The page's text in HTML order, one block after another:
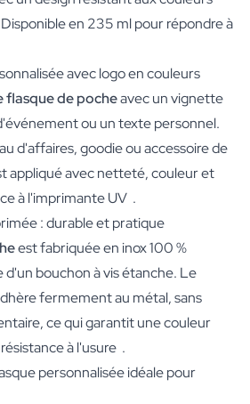
en 235 ml pour répondre à
avec logo en couleurs
de pocheavec un vignette
ou un texte personnel.
d'affaires, goodie ou accessoire de
appliqué avec netteté, couleur et
à l'imprimante UV .
: durable et pratique
est fabriquée en inox 100 %
bouchon à vis étanche. Le
fermement au métal, sans
ce qui garantit une couleur
à l'usure .
personnalisée idéale pour